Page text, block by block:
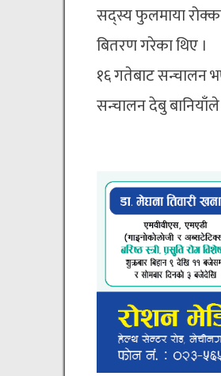
सद्स्य फुलमाया
बितरण गरेका थिए ।
१६ गतेबाट सन्चालन
सन्चालन देबु